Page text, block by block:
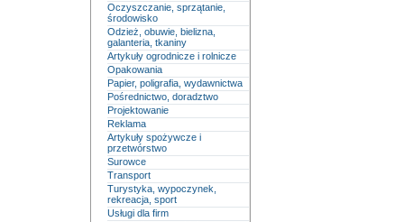
Oczyszczanie, sprzątanie,
środowisko
Odzież, obuwie, bielizna,
galanteria, tkaniny
Artykuły ogrodnicze i rolnicze
Opakowania
Papier, poligrafia, wydawnictwa
Pośrednictwo, doradztwo
Projektowanie
Reklama
Artykuły spożywcze i
przetwórstwo
Surowce
Transport
Turystyka, wypoczynek,
rekreacja, sport
Usługi dla firm